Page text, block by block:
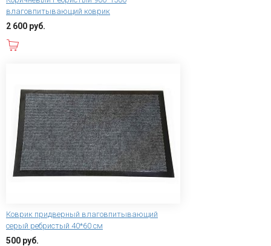
влаговпитывающий коврик
2 600 руб.
Коврик придверный влаговпитывающий
серый ребристый 40*60 см
500 руб.